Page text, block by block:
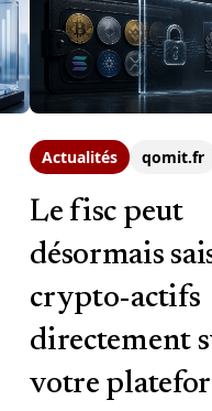
Actualités qomit.fr
Le fisc peut
désormais
crypto-actifs
directement
votre